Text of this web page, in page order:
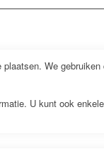
We
U kunt ook